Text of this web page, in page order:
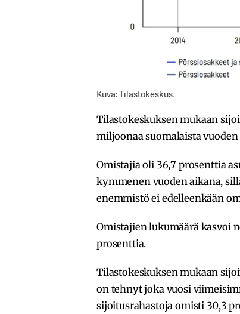
Kuva: Tilastokeskus.
Tilastokeskuksen mukaan
miljoonaa suomalaista vuoden
Omistajia oli 36,7 prosenttia
kymmenen vuoden aikana,
enemmistö ei edelleenkään
Omistajien lukumäärä kasvoi
prosenttia.
Tilastokeskuksen mukaan
on tehnyt joka vuosi
sijoitusrahastoja omisti 30,3